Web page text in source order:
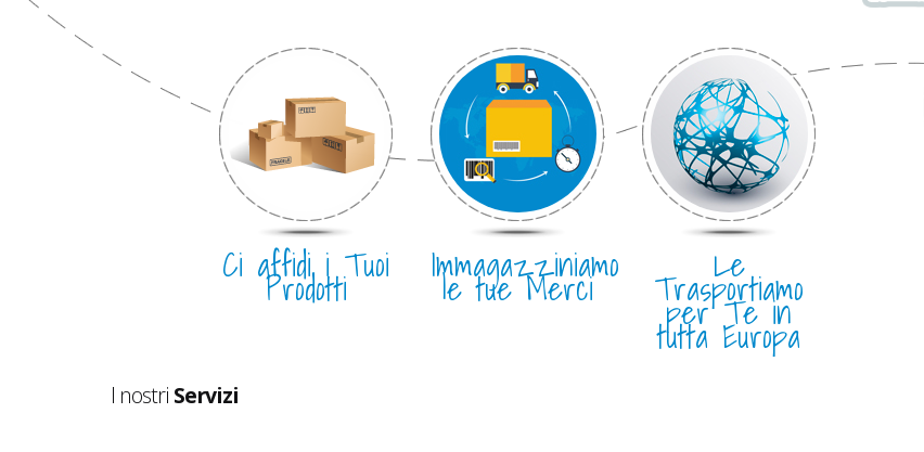
Ci affidi i Tuoi
Prodotti Immagazziniamo
le tue Merci Le
Trasportiamo
per Te in
tutta Europa
I nostri Servizi